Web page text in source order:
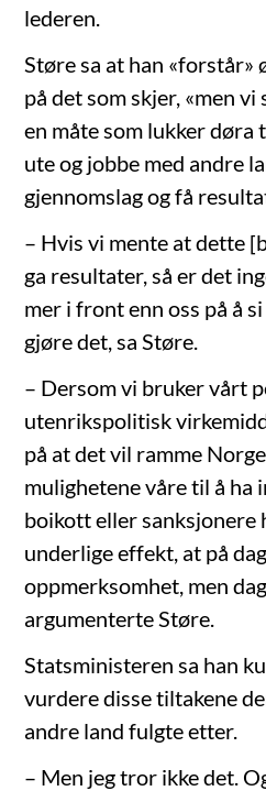
lederen.
Støre sa at han «forstår»
på det som skjer, «men
en måte som lukker
ute og jobbe med andre
gjennomslag og få
– Hvis vi mente at dette
ga resultater, så er det
mer i front enn oss på å
gjøre det, sa Støre.
– Dersom vi bruker vårt
utenrikspolitisk
på at det vil ramme
mulighetene våre til å ha
boikott eller sanksjonere
underlige effekt, at på
oppmerksomhet, men
argumenterte Støre.
Statsministeren sa han
vurdere disse tiltakene
andre land fulgte etter.
– Men jeg tror ikke det.